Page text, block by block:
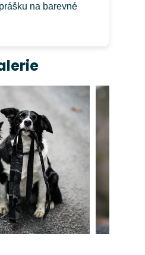
na barevné